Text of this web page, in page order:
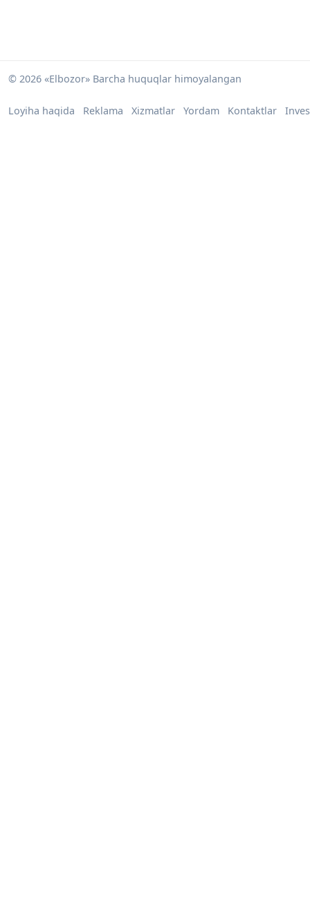
© 2026 «Elbozor» Barcha huquqlar himoyalangan
Loyiha haqida Reklama Xizmatlar Yordam Kontaktlar